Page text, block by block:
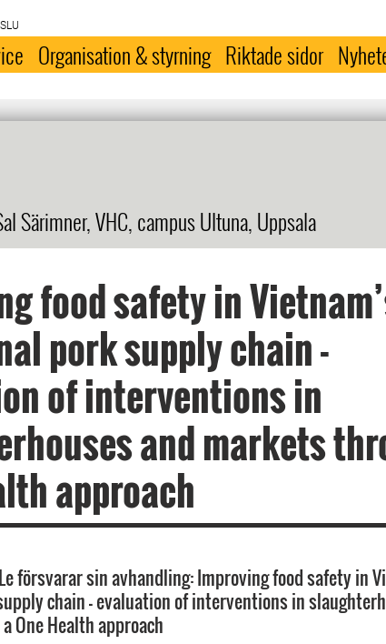
Organisation & styrning Riktade sidor
Särimner, VHC, campus Ultuna, Uppsala
food safety in
pork supply chain -
of interventions in
and markets
approach
försvarar sin avhandling: Improving food safety in
chain - evaluation of interventions in
One Health approach